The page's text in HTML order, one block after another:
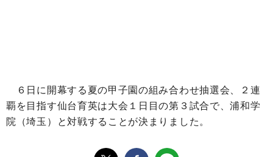
６日に開幕する夏の甲子園の組み合わせ抽選会、２連
覇を目指す仙台育英は大会１日目の第３試合で、浦和学
院（埼玉）と対戦することが決まりました。